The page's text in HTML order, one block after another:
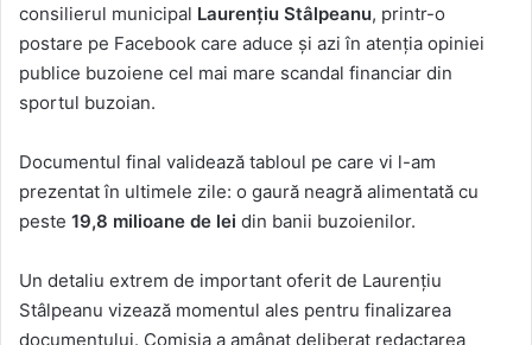
consilierul municipal Laurențiu Stâlpeanu, printr-o
postare pe Facebook care aduce și azi în atenția opiniei
publice buzoiene cel mai mare scandal financiar din
sportul buzoian.
Documentul final validează tabloul pe care vi l-am
prezentat în ultimele zile: o gaură neagră alimentată cu
peste 19,8 milioane de lei din banii buzoienilor.
Un detaliu extrem de important oferit de Laurențiu
Stâlpeanu vizează momentul ales pentru finalizarea
documentului. Comisia a amânat deliberat redactarea